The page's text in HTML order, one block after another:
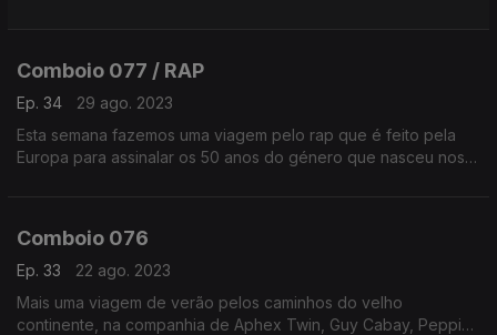
Comboio 077 / RAP
Ep. 34
29 ago. 2023
Esta semana fazemos uma viagem pelo rap que é feito pela
Europa para assinalar os 50 anos do género que nasceu nos
Comboio 076
Ep. 33
22 ago. 2023
Mais uma viagem de verão pelos caminhos do velho
continente, na companhia de Aphex Twin, Guy Cabay, Peppino